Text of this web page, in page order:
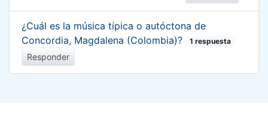
¿Cuál es la música típica o autóctona de
Concordia, Magdalena (Colombia)?
1 respuesta
Responder